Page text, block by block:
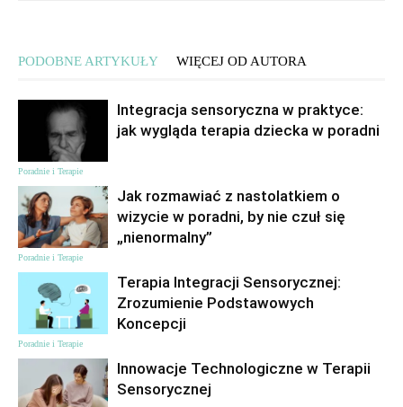
PODOBNE ARTYKUŁY WIĘCEJ OD AUTORA
Poradnie i Terapie
Integracja sensoryczna w praktyce:
jak wygląda terapia dziecka w poradni
Poradnie i Terapie
Jak rozmawiać z nastolatkiem o
wizycie w poradni, by nie czuł się
„nienormalny”
Poradnie i Terapie
Terapia Integracji Sensorycznej:
Zrozumienie Podstawowych
Koncepcji
Innowacje Technologiczne w Terapii
Sensorycznej